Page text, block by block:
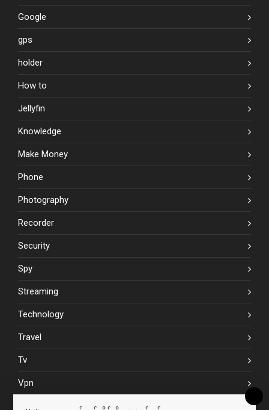
Google
gps
holder
How to
Jellyfin
Knowledge
Make Money
Phone
Photography
Recorder
Security
Spy
Streaming
Technology
Travel
Tv
Vpn